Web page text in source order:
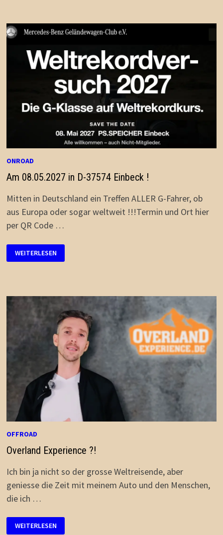
DOHREN
ONROAD
Am 08.05.2027 in D-37574 Einbeck !
Mitten in Deutschland ein Treffen ALLER G-Fahrer, ob
aus Europa oder sogar weltweit !!!Termin und Ort hier
per QR Code …
08.05.2027
IN
WEITERLESEN
OFFROAD
Overland Experience ?!
Ich bin ja nicht so der grosse Weltreisende, aber
geniesse die Zeit mit meinem Auto und den Menschen,
die ich …
OVERLAND
EXPERIENCE
WEITERLESEN